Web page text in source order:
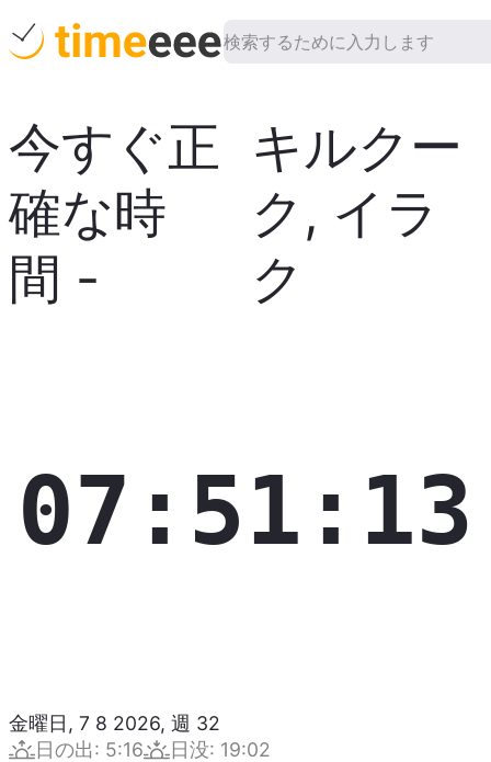
今すぐ正
確な時
間 -
キルクー
ク , イラ
ク
07:51:14
金曜日, 7 8 2026, 週 32
日の出: 5:16 日没: 19:02